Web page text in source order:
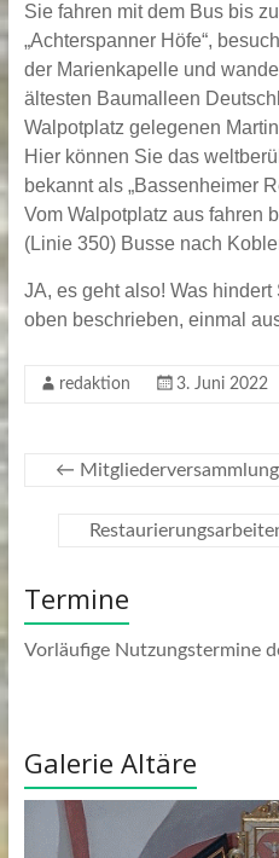
Sie fahren mit dem Bus bis
„Achterspanner Höfe“,
der Marienkapelle und
ältesten Baumalleen
Walpotplatz gelegenen
Hier können Sie das
bekannt als „Bassenheimer
Vom Walpotplatz aus fahren
(Linie 350) Busse nach
JA, es geht also! Was
oben beschrieben, einmal
redaktion 3. Juni 2022
←
Termine
Vorläufige Nutzungstermine
Galerie Altäre